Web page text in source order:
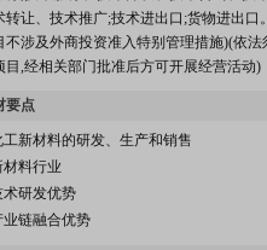
转让、技术推广;技术进出口;货物进出口
不涉及外商投资准入特别管理措施)(依法
目,经相关部门批准后方可开展经营活动)
要点
工新材料的研发、生产和销售
材料行业
术研发优势
业链融合优势